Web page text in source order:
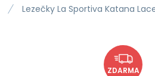
Lezečky La Sportiva Katana
ZDARMA